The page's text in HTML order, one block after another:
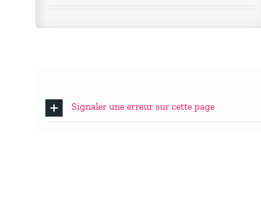
Signaler une erreur sur cette page